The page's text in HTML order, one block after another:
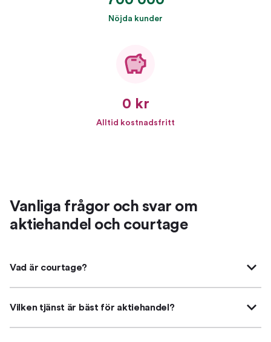
Nöjda kunder
0 kr
Alltid kostnadsfritt
Vanliga frågor och svar om
aktiehandel och courtage
Vad är courtage?
Vilken tjänst är bäst för aktiehandel?